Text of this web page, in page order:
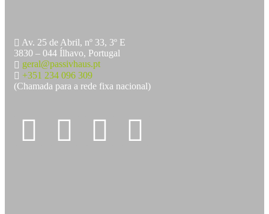
Av. 25 de Abril, nº 33, 3º E
3830 – 044 Ílhavo, Portugal
geral@passivhaus.pt
+351 234 096 309
(Chamada para a rede fixa nacional)